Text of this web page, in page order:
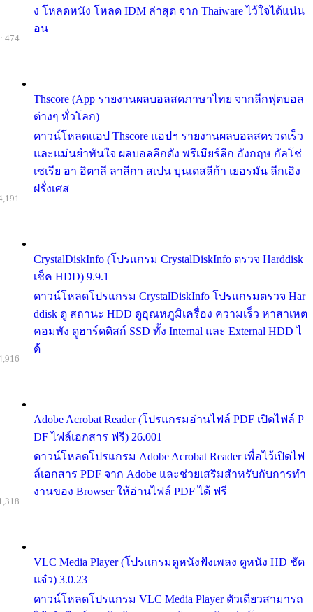
ง โหลดหนัง โหลด IDM ล่าสุด จาก Thaiware ไว้ใจได้แน่น
อน
Thscore (App รายงานผลบอลสดภาษาไทย จากลีกฟุตบอล
ต่างๆ ทั่วโลก)
ดาวน์โหลดแอป Thscore แอปฯ รายงานผลบอลสดรวดเร็ว
และแม่นยำทันใจ ผลบอลลีกดัง พรีเมียร์ลีก อังกฤษ กัลโช่
เซเรีย อา อิตาลี ลาลีกา สเปน บุนเดสลีก้า เยอรมัน ลีกเอิง
ฝรั่งเศส
474
CrystalDiskInfo (โปรแกรม CrystalDiskInfo ตรวจ Harddisk
เช็ค HDD) 9.9.1
ดาวน์โหลดโปรแกรม CrystalDiskInfo โปรแกรมตรวจ Har
ddisk ดู สถานะ HDD ดูอุณหภูมิเครื่อง ความเร็ว หาสาเหต
คอมพัง ดูฮาร์ดดิสก์ SSD ทั้ง Internal และ External HDD ไ
ด้
Adobe Acrobat Reader (โปรแกรมอ่านไฟล์ PDF เปิดไฟล์ P
DF ไฟล์เอกสาร ฟรี) 26.001
ดาวน์โหลดโปรแกรม Adobe Acrobat Reader เพื่อไว้เปิดไฟ
ล์เอกสาร PDF จาก Adobe และช่วยเสริมสำหรับกับการทำ
งานของ Browser ให้อ่านไฟล์ PDF ได้ ฟรี
VLC Media Player (โปรแกรมดูหนังฟังเพลง ดูหนัง HD ชัด
แจ๋ว) 3.0.23
ดาวน์โหลดโปรแกรม VLC Media Player ตัวเดียวสามารถ